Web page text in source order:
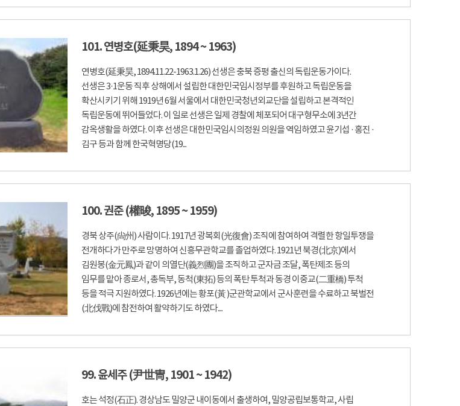
101. 연병호(延秉昊, 1894 ~ 1963)
연병호(延秉昊, 1894.11.22-1963.1.26) 선생은 충북 증평 출신의 독립운동가이다.
선생은 3·1운동 직후 상해에서 설립한 대한민국임시정부를 후원하고 독립운동을
확산시키기 위해 1919년 6월 서울에서 대한민국청년외교단을 설립하고 본격적인
독립운동에 뛰어들었다. 이 일로 선생은 일제 경찰에 체포되어 대구형무소에 3년간
감옥생활을 하였다. 이후 선생은 대한민국임시의정원 의원을 역임하였고 윤기섭 · 홍진 ·
김구 등과 함께 한국혁명당(19...
100. 권준 (權晙, 1895 ~ 1959)
경북 상주(尙州) 사람이다. 1917년 광복회(光復會) 조직에 참여하여 격렬한 항일투쟁을
전개하다가 만주로 망명하여 신흥무관학교를 졸업하였다. 1921년 북경(北京)에서
김원봉(金元鳳)과 같이 의열단(義烈團)을 조직하고 군자금 조달, 폭탄제조 등의
임무를 맡아 종로서, 총독부, 동척(東拓) 등의 폭탄 투척과 동경 이중교(二重橋) 투척
등을 적극 지원하였다. 1926년에는 황포(黃 )군관학교에서 군사훈련을 수료하고 북벌전
(北伐戰)에 참전하여 활약하기도 하였다....
99. 윤세주 (尹世冑, 1901 ~ 1942)
호는 석정(石正). 경상남도 밀양군 내이동에서 출생하여, 밀양공립보통학교, 사립